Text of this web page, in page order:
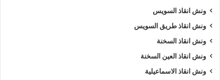
ونش انقاذ السويس
ونش انقاذ طريق السويس
ونش انقاذ السخنة
ونش انقاذ العين السخنة
ونش انقاذ الاسماعيلية